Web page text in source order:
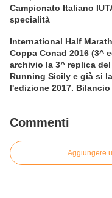
Campionato Italiano
specialità
International Half
Coppa Conad 2016 (3^
archivio la 3^ replica
Running Sicily e già si
l'edizione 2017.
Commenti
Aggiungere